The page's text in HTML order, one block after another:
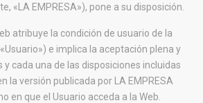
«LA EMPRESA»), pone a su disposición.
atribuye la condición de usuario de la
e implica la aceptación plena y
y cada una de las disposiciones incluidas
la versión publicada por LA EMPRESA
en que el Usuario acceda a la Web.